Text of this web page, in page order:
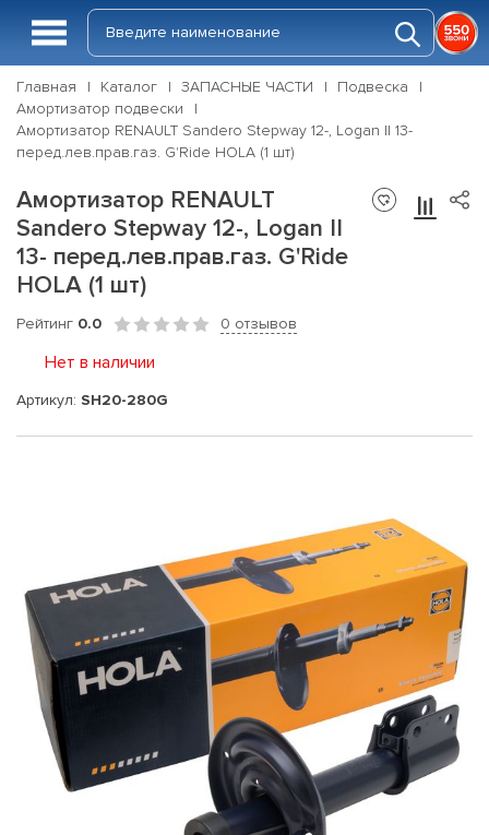
Главная Каталог ЗАПАСНЫЕ ЧАСТИ
Подвеска
Амортизатор подвески
Амортизатор RENAULT Sandero Stepway 12-, Logan II 13-
перед.лев.прав.газ. G'Ride HOLA (1 шт)
Амортизатор RENAULT
Sandero Stepway 12-, Logan II
13- перед.лев.прав.газ. G'Ride
HOLA (1 шт)
Рейтинг 0.0 0 отзывов
Нет в наличии
Артикул: SH20-280G